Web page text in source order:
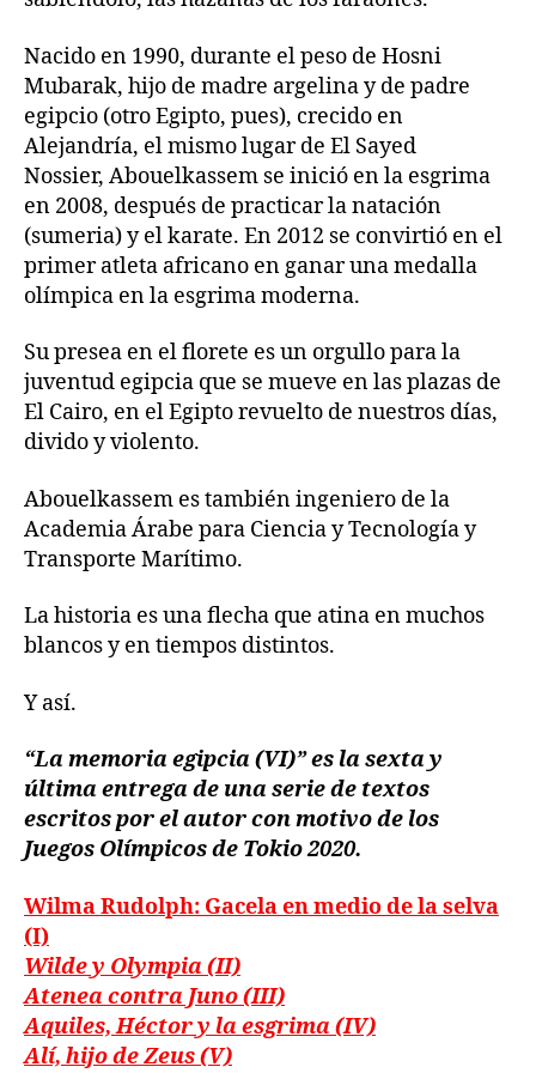
Nacido en 1990, durante el peso de Hosni
Mubarak, hijo de madre argelina y de padre
egipcio (otro Egipto, pues), crecido en
Alejandría, el mismo lugar de El Sayed
Nossier, Abouelkassem se inició en la esgrima
en 2008, después de practicar la natación
(sumeria) y el karate. En 2012 se convirtió en el
primer atleta africano en ganar una medalla
olímpica en la esgrima moderna.
Su presea en el florete es un orgullo para la
juventud egipcia que se mueve en las plazas de
El Cairo, en el Egipto revuelto de nuestros días,
divido y violento.
Abouelkassem es también ingeniero de la
Academia Árabe para Ciencia y Tecnología y
Transporte Marítimo.
La historia es una flecha que atina en muchos
blancos y en tiempos distintos.
Y así.
“La memoria egipcia (VI)” es la sexta y
última entrega de una serie de textos
escritos por el autor con motivo de los
Juegos Olímpicos de Tokio 2020.
Wilma Rudolph: Gacela en medio de la selva
(I)
Wilde y Olympia (II)
Atenea contra Juno (III)
Aquiles, Héctor y la esgrima (IV)
Alí, hijo de Zeus (V)